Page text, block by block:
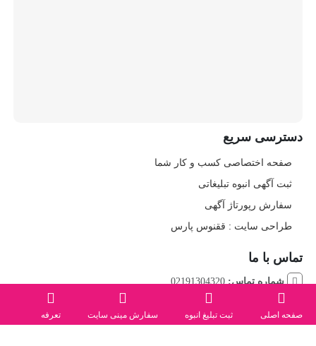
دسترسی سریع
صفحه اختصاصی کسب و کار شما
ثبت آگهی انبوه تبلیغاتی
سفارش رپورتاژ آگهی
طراحی سایت : ققنوس پارس
تماس با ما
شماره تماس:02191304320
صفحه اصلی ثبت تبلیغ انبوه سفارش مینی سایت تعرفه